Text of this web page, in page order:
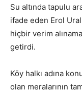
Su altında tapulu
ifade eden Erol
hiçbir verim
getirdi.
Köy halkı adına
olan meralarının